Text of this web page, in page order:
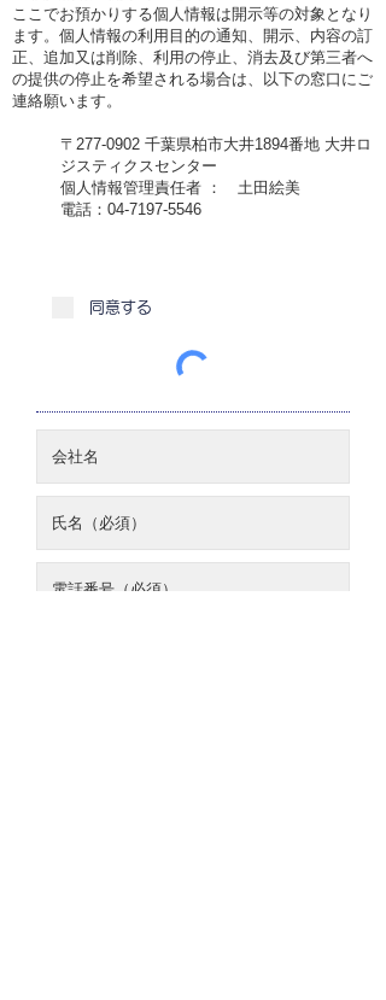
ここでお預かりする個人情報は開示等の対象となり
ます。個人情報の利用目的の通知、開示、内容の訂
正、追加又は削除、利用の停止、消去及び第三者へ
の提供の停止を希望される場合は、以下の窓口にご
連絡願います。
〒277-0902 千葉県柏市大井1894番地 大井ロ
ジスティクスセンター
個人情報管理責任者 ： 土田絵美
電話：04-7197-5546
同意する